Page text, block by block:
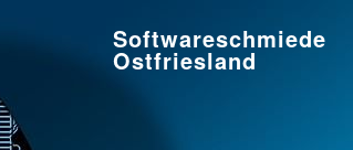
Softwareschmiede
Ostfriesland